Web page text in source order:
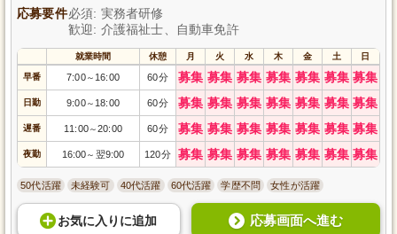
応募要件必須: 実務者研修
歓迎: 介護福祉士、自動車免許
就業時間 休憩 月 火 水 木 金 土 日
早番 7:00～ 16:00 60分 募集 募集 募集 募集 募集 募集 募集
日勤 9:00～ 18:00 60分 募集 募集 募集 募集 募集 募集 募集
遅番 11:00～20:00 60分 募集 募集 募集 募集 募集 募集 募集
夜勤 16:00～ 翌9:00 120分 募集 募集 募集 募集 募集 募集 募集
50代活躍 未経験可 40代活躍 60代活躍 学歴不問 女性が活躍
お気に入り に追加 応募画面へ進む